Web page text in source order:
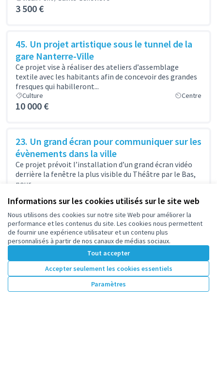
Informations sur les cookies utilisés sur le site web
Nous utilisons des cookies sur notre site Web pour améliorer la
performance et les contenus du site. Les cookies nous permettent
de fournir une expérience utilisateur et un contenu plus
personnalisés à partir de nos canaux de médias sociaux.
Tout accepter
Accepter seulement les cookies essentiels
Paramètres
3 500 €
45. Un projet artistique sous le tunnel de la
gare Nanterre-Ville
Ce projet vise à réaliser des ateliers d’assemblage
textile avec les habitants afin de concevoir des grandes
fresques qui habilleront...
Culture Centre
10 000 €
23. Un grand écran pour communiquer sur les
évènements dans la ville
Ce projet prévoit l’installation d’un grand écran vidéo
derrière la fenêtre la plus visible du Théâtre par le Bas,
pour...
7 130 €
Résultats par page : 100
3 … 7